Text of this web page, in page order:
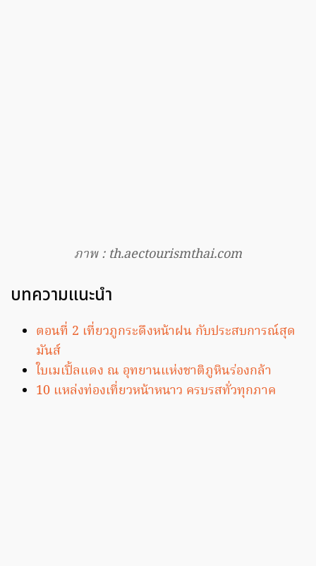
ภาพ : th.aectourismthai.com
บทความแนะนำ
ตอนที่ 2 เที่ยวภูกระดึงหน้าฝน กับประสบการณ์สุด
มันส์
ใบเมเปิ้ลแดง ณ อุทยานแห่งชาติภูหินร่องกล้า
10 แหล่งท่องเที่ยวหน้าหนาว ครบรสทั่วทุกภาค